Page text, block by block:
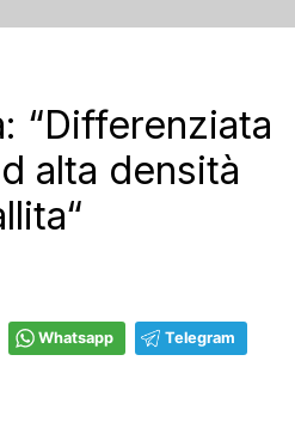
“Differenziata
alta densità
Whatsapp Telegram